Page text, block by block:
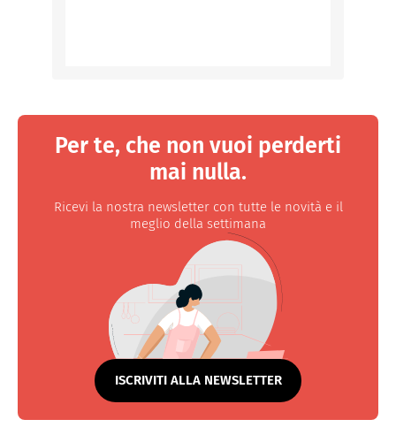
Per te, che non vuoi perderti
mai nulla.
Ricevi la nostra newsletter con tutte le novità e il
meglio della settimana
ISCRIVITI ALLA NEWSLETTER